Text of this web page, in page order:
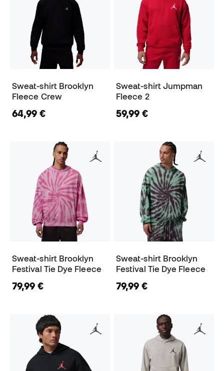
Sweat-shirt Brooklyn
Fleece Crew
64,99 €
Sweat-shirt Jumpman
Fleece 2
59,99 €
Sweat-shirt Brooklyn
Festival Tie Dye Fleece
79,99 €
Sweat-shirt Brooklyn
Festival Tie Dye Fleece
79,99 €